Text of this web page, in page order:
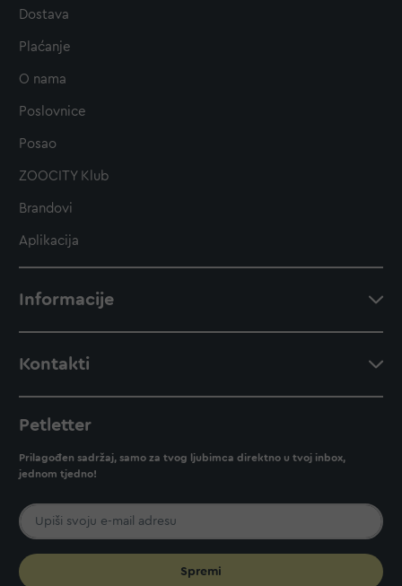
Dostava
Plaćanje
O nama
Poslovnice
Posao
ZOOCITY Klub
Brandovi
Aplikacija
Informacije
Kontakti
Petletter
Prilagođen sadržaj, samo za tvog ljubimca direktno u tvoj inbox,
jednom tjedno!
Spremi